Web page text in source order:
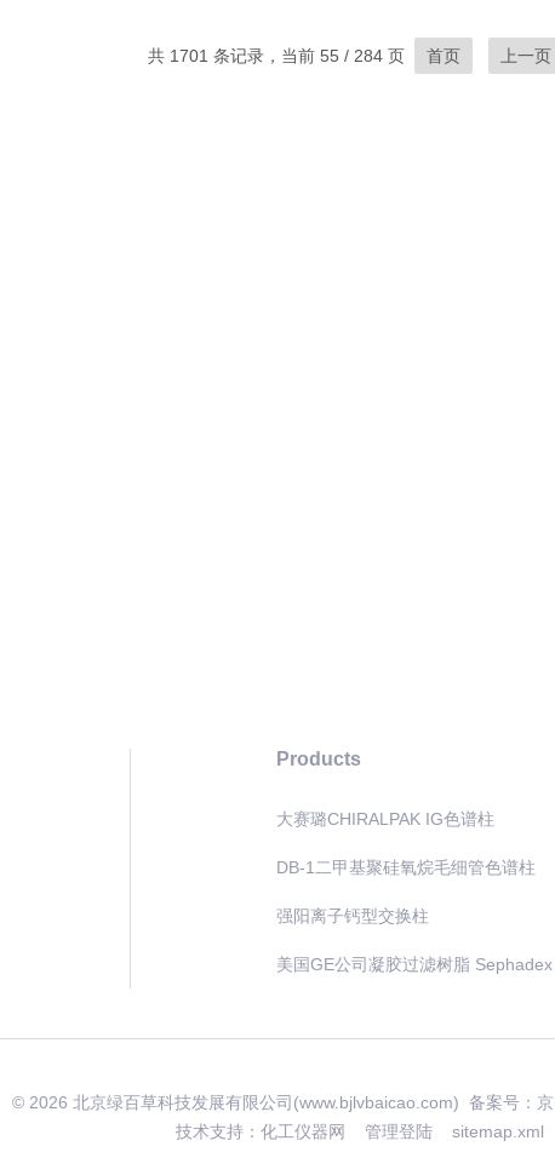
的高聚
共 1701 条记录，当前 55 / 284 页 首页 上一页
Products
大赛璐CHIRALPAK IG色谱柱
DB-1二甲基聚硅氧烷毛细管色谱柱
强阳离子钙型交换柱
美国GE公司凝胶过滤树脂
© 2026 北京绿百草科技发展有限公司(www.bjlvbaicao.com) 备案号：
技术支持： 化工仪器网 管理登陆 sitemap.xml